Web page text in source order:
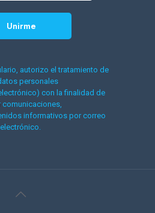
autorizo el tratamiento de
personales
con la finalidad de
comunicaciones,
informativos por correo
electrónico.